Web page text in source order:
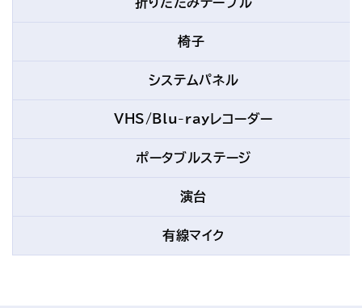
椅子
システムパネル
VHS/Blu-rayレコーダー
ポータブルステージ
演台
有線マイク